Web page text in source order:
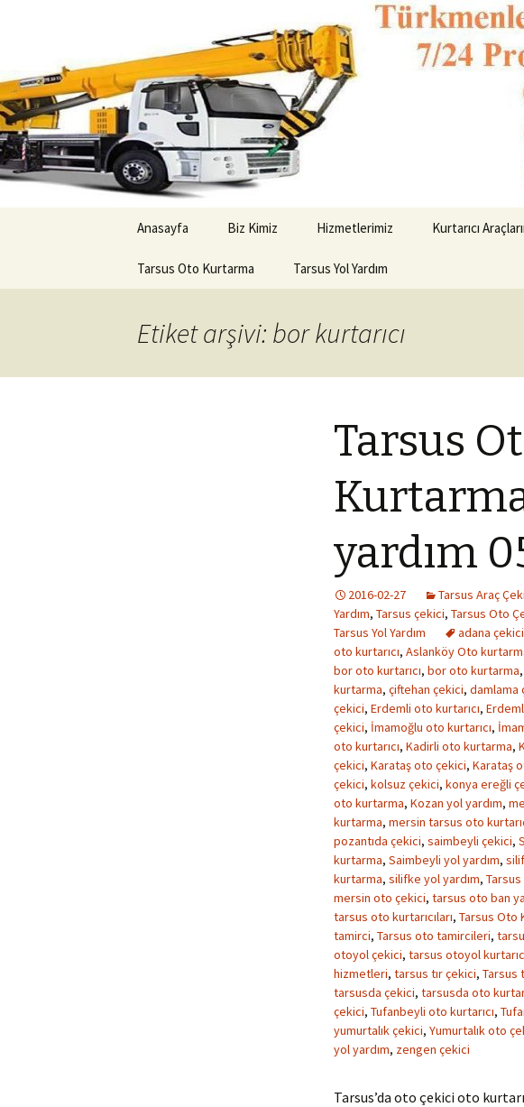
Tarsus Oto
Kurtarıcı çekici oto yol yardım
İçeriğe
Anasayfa Biz Kimiz Hizmetlerimiz Kurtarıcı
Tarsus Oto Kurtarma Tarsus Yol Yardım
Etiket arşivi: bor kurtarıcı
Tarsus
yardım
2016-02-27 Tarsus Araç
Yardım, Tarsus çekici, Tarsus Oto
Tarsus Yol Yardım
adana çekici
oto kurtarıcı, Aslanköy Oto
bor oto kurtarıcı, bor oto kurtarma,
kurtarma, çiftehan çekici, damlama
çekici, Erdemli oto kurtarıcı,
çekici, İmamoğlu oto kurtarıcı,
oto kurtarıcı, Kadirli oto kurtarma,
çekici, Karataş oto çekici, Karataş
çekici, kolsuz çekici, konya ereğli
oto kurtarma, Kozan yol yardım,
kurtarma, mersin tarsus oto
pozantıda çekici, saimbeyli çekici,
kurtarma, Saimbeyli yol yardım,
kurtarma, silifke yol yardım, Tarsus
mersin oto çekici, tarsus oto ban
tarsus oto kurtarıcıları, Tarsus Oto
tamirci, Tarsus oto tamircileri,
otoyol çekici, tarsus otoyol
hizmetleri, tarsus tır çekici, Tarsus
tarsusda çekici, tarsusda oto
çekici, Tufanbeyli oto kurtarıcı,
yumurtalık çekici, Yumurtalık oto
yol yardım, zengen çekici
Tarsus’da oto çekici oto